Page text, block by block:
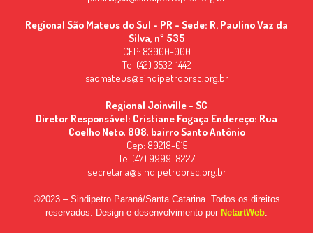
Regional São Mateus do Sul - PR - Sede: R. Paulino Vaz da
Silva, nº 535
CEP: 83900-000
Tel (42) 3532-1442
saomateus@sindipetroprsc.org.br
Regional Joinville - SC
Diretor Responsável: Cristiane Fogaça Endereço: Rua
Coelho Neto, 808, bairro Santo Antônio
Cep: 89218-015
Tel (47) 9999-8227
secretaria@sindipetroprsc.org.br
®2023 – Sindipetro Paraná/Santa Catarina. Todos os direitos
reservados. Design e desenvolvimento por NetartWeb.